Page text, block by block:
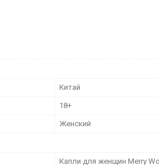
Китай
18+
Женский
Капли для женщин Merry